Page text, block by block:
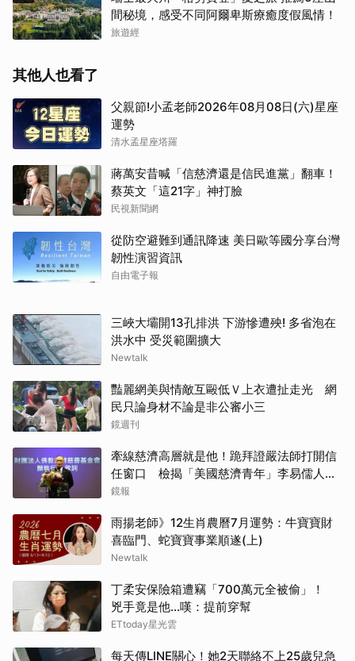
間秘境，感受不同阿爾卑斯療癒度假風情！
旅遊經
其他人也看了
父親節!小孟老師2026年08月08日(六)星座
運勢
清水孟星座塔羅
蔣萬安昔喊「信慈濟還是信民進黨」翻車！
蔡英文「這21字」神打臉
民視新聞網
從防空避難到通訊降速 美日歐等國分享台灣
韌性演習資訊
自由電子報
三峽大壩開13孔排洪 下游慘遭殃! 多省泡在
洪水中 受災範圍擴大
Newtalk
豔麗網美與情敵互毆低Ｖ上衣遭扯走光 網
民只論身材不論是非公審小三
鏡週刊
牽線慈濟高層就是他！跪拜證嚴法師打開信
任窗口 檢揭「美國慈濟青年」李易儒人脈
網絡
鏡報
雨揚老師》12生肖農曆7月運勢：牛寶寶財
喜臨門、蛇寶寶事業順遂(上)
Newtalk
丁柔安保險箱遭竊「700萬元全被偷」！
兇手竟是他...嘆：提前穿幫
ETtoday星光雲
每天傳LINE關心！她2天聯絡不上25歲兒急